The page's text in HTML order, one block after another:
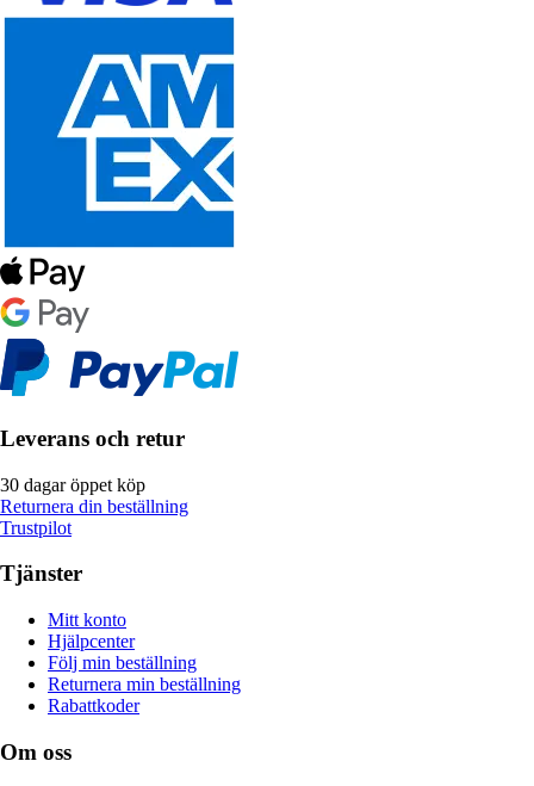
Leverans och retur
30 dagar öppet köp
Returnera din beställning
Trustpilot
Tjänster
Mitt konto
Hjälpcenter
Följ min beställning
Returnera min beställning
Rabattkoder
Om oss